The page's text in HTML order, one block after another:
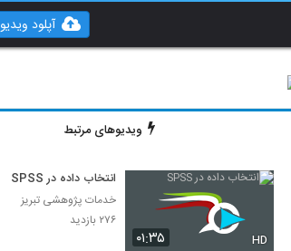
آپلود ویدیو
ویدیوهای مرتبط
۰۱:۳۵ HD
انتخاب داده در SPSS
خدمات پژوهشی تبریز
۲۷۶ بازدید